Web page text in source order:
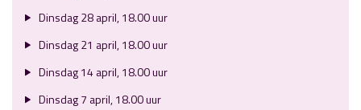
Dinsdag 28 april, 18.00 uur
Dinsdag 21 april, 18.00 uur
Dinsdag 14 april, 18.00 uur
Dinsdag 7 april, 18.00 uur